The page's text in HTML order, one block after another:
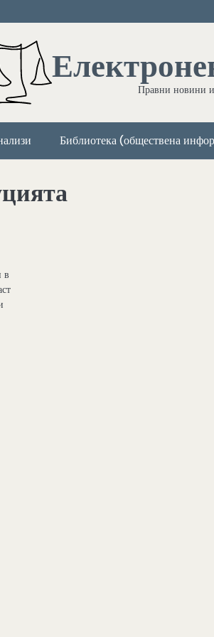
Правни новини
Библиотека (обществена
в